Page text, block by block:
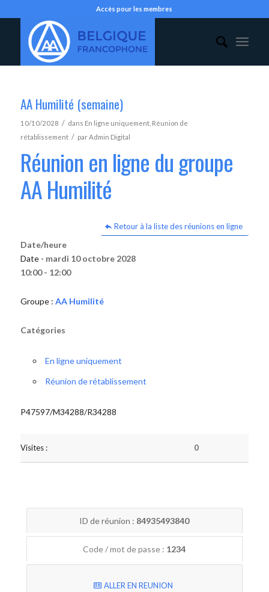
Accès pour les membres
AA Humilité (semaine)
10/10/2028 / dans En ligne uniquement, Réunion de
rétablissement / parAdmin Digital
Réunion en ligne du groupe
AA Humilité
Retour à la liste des réunions en ligne
Date/heure
Date - mardi 10 octobre 2028
10:00 - 12:00
Groupe : AA Humilité
Catégories
En ligne uniquement
Réunion de rétablissement
P47597/M34288/R34288
Visites : 0
ID de réunion : 84935493840
Code / mot de passe : 1234
ALLER EN REUNION